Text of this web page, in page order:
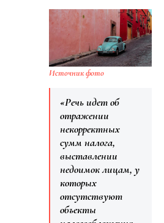
Источник фото
«Речь идет об
отражении
некорректных
сумм налога,
выставлении
недоимок лицам, у
которых
отсутствуют
объекты